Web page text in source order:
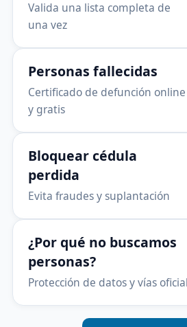
Valida una lista completa de
una vez
Personas fallecidas
Certificado de defunción online
y gratis
Bloquear cédula
perdida
Evita fraudes y suplantación
¿Por qué no buscamos
personas?
Protección de datos y vías